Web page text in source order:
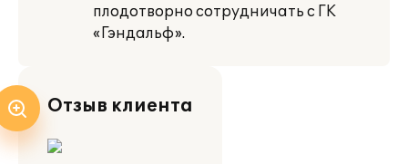
плодотворно сотрудничать с ГК
«Гэндальф».
Отзыв клиента